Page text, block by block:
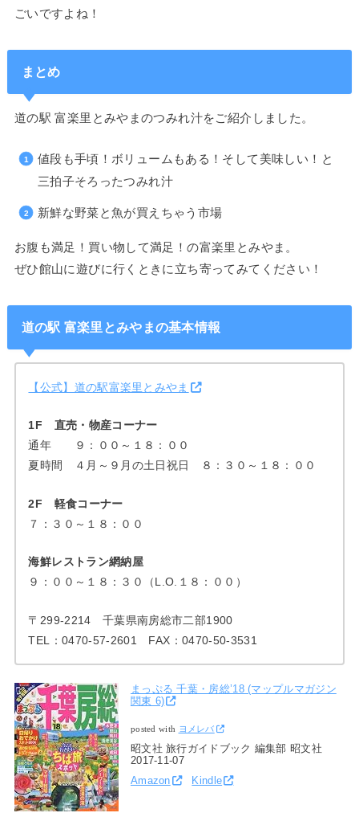
ごいですよね！
まとめ
道の駅 富楽里とみやまのつみれ汁をご紹介しました。
値段も手頃！ボリュームもある！そして美味しい！と
三拍子そろったつみれ汁
新鮮な野菜と魚が買えちゃう市場
お腹も満足！買い物して満足！の富楽里とみやま。
ぜひ館山に遊びに行くときに立ち寄ってみてください！
道の駅 富楽里とみやまの基本情報
【公式】道の駅富楽里とみやま
1F 直売・物産コーナー
通年 ９：００～１８：００
夏時間 ４月～９月の土日祝日 ８：３０～１８：００
2F 軽食コーナー
７：３０～１８：００
海鮮レストラン網納屋
９：００～１８：３０（L.O.１８：００）
〒299-2214 千葉県南房総市二部1900
TEL：0470-57-2601 FAX：0470-50-3531
まっぷる 千葉・房総’18 (マップルマガジン
関東 6)
posted with ヨメレバ
昭文社 旅行ガイドブック 編集部 昭文社
2017-11-07
Amazon
Kindle